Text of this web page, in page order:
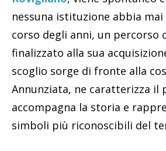
nessuna istituzione abbia mai
corso degli anni, un percorso
finalizzato alla sua
scoglio sorge di fronte alla
Annunziata, ne caratterizza il
accompagna la storia e
simboli più riconoscibili del